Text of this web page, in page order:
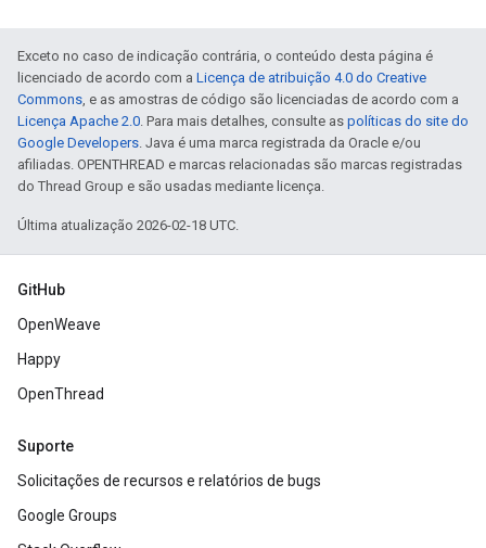
Exceto no caso de indicação contrária, o conteúdo desta página é
licenciado de acordo com a Licença de atribuição 4.0 do Creative
Commons, e as amostras de código são licenciadas de acordo com a
Licença Apache 2.0. Para mais detalhes, consulte as políticas do site do
Google Developers. Java é uma marca registrada da Oracle e/ou
afiliadas. OPENTHREAD e marcas relacionadas são marcas registradas
do Thread Group e são usadas mediante licença.
Última atualização 2026-02-18 UTC.
GitHub
OpenWeave
Happy
OpenThread
Suporte
Solicitações de recursos e relatórios de bugs
Google Groups